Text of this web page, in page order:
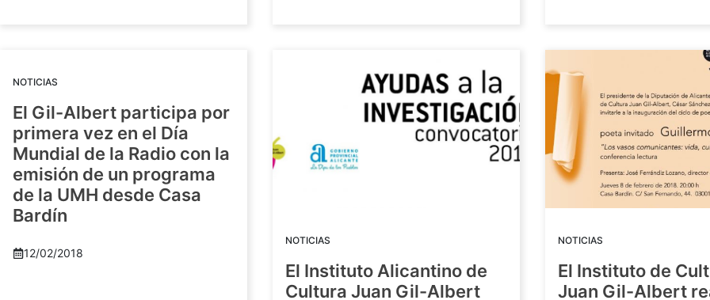
NOTICIAS
El Gil-Albert participa por
primera vez en el Día
Mundial de la Radio con la
emisión de un programa
de la UMH desde Casa
Bardín
12/02/2018
NOTICIAS
El Instituto Alicantino de
Cultura Juan Gil-Albert
NOTICIAS
El Instituto de
Juan Gil-Albert